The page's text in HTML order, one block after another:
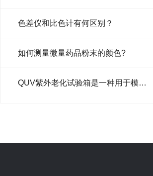
色差仪和比色计有何区别？
如何测量微量药品粉末的颜色?
QUV紫外老化试验箱是一种用于模拟自然紫外线辐射环境的设备